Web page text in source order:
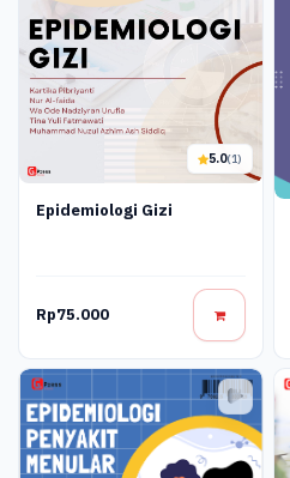
5.0(1)
Epidemiologi Gizi
Rp75.000